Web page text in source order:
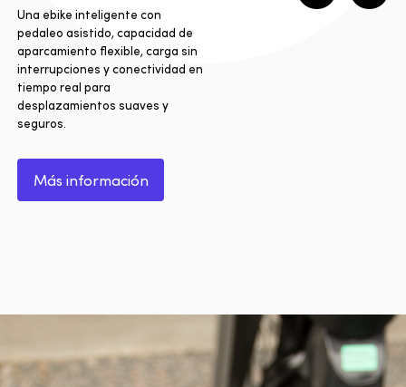
Una ebike inteligente con
pedaleo asistido, capacidad de
aparcamiento flexible, carga sin
interrupciones y conectividad en
tiempo real para
desplazamientos suaves y
seguros.
Más información